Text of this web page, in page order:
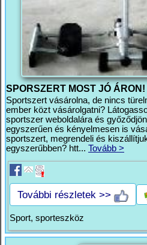
SPORSZERT MOST JÓ ÁRON!
Sportszert vásárolna, de nincs
ember közt vásárolgatni?
sportszer weboldalára és
egyszerűen és kényelmesen is
sportszert, megrendeli és
egyszerűbben? htt... Tovább >
További részletek >>
Sport, sporteszköz